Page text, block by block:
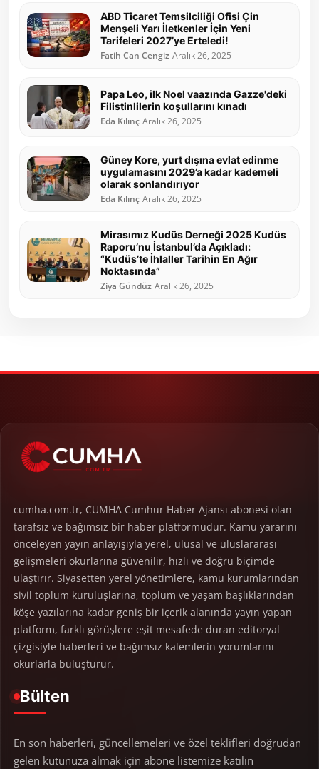
ABD Ticaret Temsilciliği Ofisi Çin
Menşeli Yarı İletkenler İçin Yeni
Tarifeleri 2027’ye Erteledi!
Fatih Can Cengiz Aralık 26, 2025
Papa Leo, ilk Noel vaazında Gazze'deki
Filistinlilerin koşullarını kınadı
Eda Kılınç Aralık 26, 2025
Güney Kore, yurt dışına evlat edinme
uygulamasını 2029’a kadar kademeli
olarak sonlandırıyor
Eda Kılınç Aralık 26, 2025
Mirasımız Kudüs Derneği 2025 Kudüs
Raporu’nu İstanbul’da Açıkladı:
“Kudüs’te İhlaller Tarihin En Ağır
Noktasında”
Ziya Gündüz Aralık 26, 2025
cumha.com.tr, CUMHA Cumhur Haber Ajansı abonesi olan
tarafsız ve bağımsız bir haber platformudur. Kamu yararını
önceleyen yayın anlayışıyla yerel, ulusal ve uluslararası
gelişmeleri okurlarına güvenilir, hızlı ve doğru biçimde
ulaştırır. Siyasetten yerel yönetimlere, kamu kurumlarından
sivil toplum kuruluşlarına, toplum ve yaşam başlıklarından
köşe yazılarına kadar geniş bir içerik alanında yayın yapan
platform, farklı görüşlere eşit mesafede duran editoryal
çizgisiyle haberleri ve bağımsız kalemlerin yorumlarını
okurlarla buluşturur.
Bülten
En son haberleri, güncellemeleri ve özel teklifleri doğrudan
gelen kutunuza almak için abone listemize katılın